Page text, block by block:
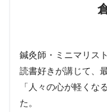
鍼灸師・ミニマリスト
読書好きが講じて、
「人々の心が軽くな
た。